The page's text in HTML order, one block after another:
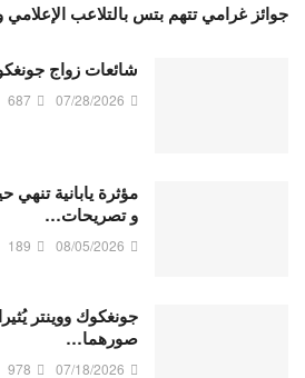
جوائز غرامي تتهم بتس بالتلاعب
شائعات زواج
07/28/2026
687
مؤثرة يابانية تنهي
و تصريحات…
08/05/2026
189
جونغكوك ووينتر
صورهما…
07/18/2026
978